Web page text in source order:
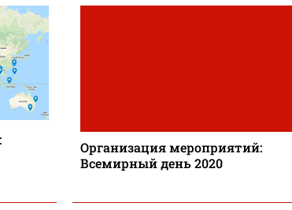
Организация мероприятий:
Всемирный день 2020